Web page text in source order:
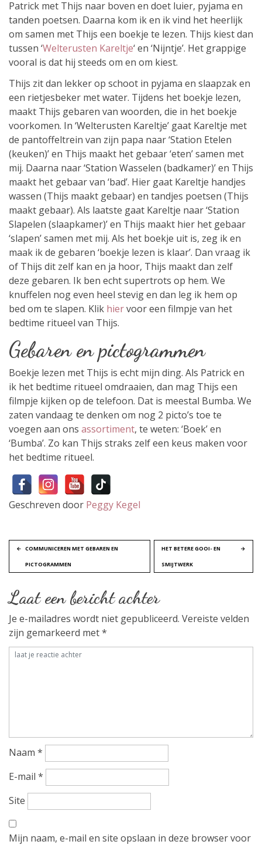
Patrick met Thijs naar boven en doet luier, pyjama en
tanden poetsen. Daarna kom ik en ik vind het heerlijk
om samen met Thijs een boekje te lezen. Thijs kiest dan
tussen ‘Welterusten Kareltje‘ en ‘Nijntje’. Het grappige
vooral is dat hij steeds om en om kiest.
Thijs zit dan lekker op schoot in pyjama en slaapzak en
een rietjesbeker met water. Tijdens het boekje lezen,
maakt Thijs gebaren van woorden, die in het boekje
voorkomen. In ‘Welterusten Kareltje’ gaat Kareltje met
de pantoffeltrein van zijn papa naar ‘Station Etelen
(keuken)’ en Thijs maakt het gebaar ‘eten’ samen met
mij. Daarna naar ‘Station Wasselen (badkamer)’ en Thijs
maakt het gebaar van ‘bad’. Hier gaat Kareltje handjes
wassen (Thijs maakt gebaar) en tandjes poetsen (Thijs
maakt gebaar). Als laatste gaat Kareltje naar ‘Station
Slapelen (slaapkamer)’ en Thijs maakt hier het gebaar
‘slapen’ samen met mij. Als het boekje uit is, zeg ik en
maak ik de gebaren ‘boekje lezen is klaar’. Dan vraag ik
of Thijs dit zelf kan en ja hoor, Thijs maakt dan zelf
deze gebaren. Ik ben echt supertrots op hem. We
knuffelen nog even heel stevig en dan leg ik hem op
bed om te slapen. Klik hiervoor een filmpje van het
bedtime ritueel van Thijs.
Gebaren en pictogrammen
Boekje lezen met Thijs is echt mijn ding. Als Patrick en
ik het bedtime ritueel omdraaien, dan mag Thijs een
filmpje kijken op de telefoon. Dat is meestal Bumba. We
zaten vandaag te denken om nog 2 picto’s toe te
voegen aan ons assortiment, te weten: ‘Boek’ en
‘Bumba’. Zo kan Thijs straks zelf een keus maken voor
het bedtime ritueel.
Geschreven door Peggy Kegel
B
e
r
i
c
a
v
i
g
COMMUNICEREN MET GEBAREN EN
PICTOGRAMMEN
HET BETERE GOOI- EN
SMIJTWERK
Laat een bericht achter
Je e-mailadres wordt niet gepubliceerd. Vereiste velden
zijn gemarkeerd met*
Naam *
E-mail *
Site
Mijn naam, e-mail en site opslaan in deze browser voor